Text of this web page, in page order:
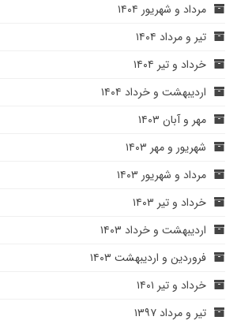
مرداد و شهریور ۱۴۰۴
تیر و مرداد ۱۴۰۴
خرداد و تیر ۱۴۰۴
اردیبهشت و خرداد ۱۴۰۴
مهر و آبان ۱۴۰۳
شهریور و مهر ۱۴۰۳
مرداد و شهریور ۱۴۰۳
خرداد و تیر ۱۴۰۳
اردیبهشت و خرداد ۱۴۰۳
فروردین و اردیبهشت ۱۴۰۳
خرداد و تیر ۱۴۰۱
تیر و مرداد ۱۳۹۷